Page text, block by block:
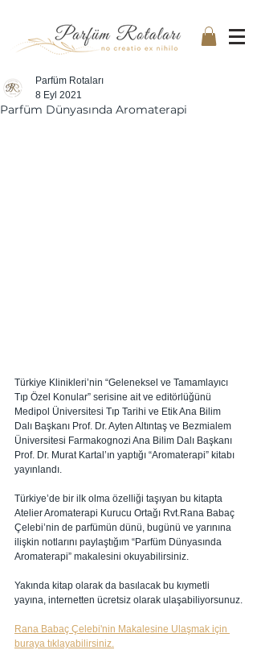
Parfüm Dünyasında Aromaterapi
Parfüm Rotaları
8 Eyl 2021
Türkiye Klinikleri’nin “Geleneksel ve Tamamlayıcı
Tıp Özel Konular” serisine ait ve editörlüğünü
Medipol Üniversitesi Tıp Tarihi ve Etik Ana Bilim
Dalı Başkanı Prof. Dr. Ayten Altıntaş ve Bezmialem
Üniversitesi Farmakognozi Ana Bilim Dalı Başkanı
Prof. Dr. Murat Kartal’ın yaptığı “Aromaterapi” kitabı
yayınlandı.
Türkiye’de bir ilk olma özelliği taşıyan bu kitapta
Atelier Aromaterapi Kurucu Ortağı Rvt.Rana Babaç
Çelebi’nin de parfümün dünü, bugünü ve yarınına
ilişkin notlarını paylaştığım “Parfüm Dünyasında
Aromaterapi” makalesini okuyabilirsiniz.
Yakında kitap olarak da basılacak bu kıymetli
yayına, internetten ücretsiz olarak ulaşabiliyorsunuz.
Rana Babaç Çelebi'nin Makalesine Ulaşmak için
buraya tıklayabilirsiniz.